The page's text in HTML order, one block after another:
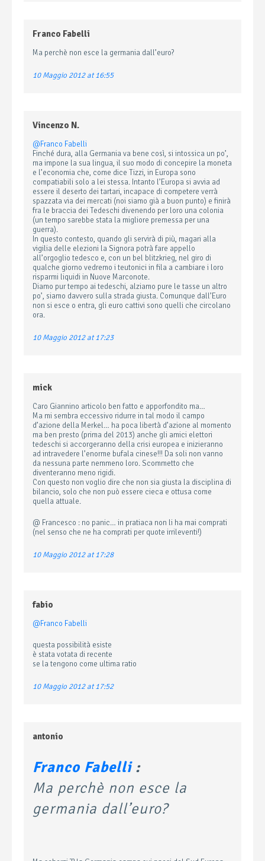
Franco Fabelli
Ma perchè non esce la germania dall’euro?
10 Maggio 2012 at 16:55
Vincenzo N.
@Franco Fabelli
Finché dura, alla Germania va bene così, si intossica un po’,
ma impone la sua lingua, il suo modo di concepire la moneta
e l’economia che, come dice Tizzi, in Europa sono
compatiabili solo a lei stessa. Intanto l’Europa si avvia ad
essere il deserto dei tartari, incapace di competere verrà
spazzata via dei mercati (noi siamo già a buon punto) e finirà
fra le braccia dei Tedeschi divenendo per loro una colonia
(un tempo sarebbe stata la migliore premessa per una
guerra).
In questo contesto, quando gli servirà di più, magari alla
vigilia delle elezioni la Signora potrà fare appello
all’orgoglio tedesco e, con un bel blitzkrieg, nel giro di
qualche giorno vedremo i teutonici in fila a cambiare i loro
risparmi liquidi in Nuove Marconote.
Diamo pur tempo ai tedeschi, alziamo pure le tasse un altro
po’, siamo davvero sulla strada giusta. Comunque dall’Euro
non si esce o entra, gli euro cattivi sono quelli che circolano
ora.
10 Maggio 2012 at 17:23
mick
Caro Giannino articolo ben fatto e apporfondito ma…
Ma mi sembra eccessivo ridurre in tal modo il campo
d’azione della Merkel… ha poca libertà d’azione al momento
ma ben presto (prima del 2013) anche gli amici elettori
tedeschi si accorgeranno della crisi europea e inizieranno
ad intravedere l’enorme bufala cinese!!! Da soli non vanno
da nessuna parte nemmeno loro. Scommetto che
diventeranno meno rigidi.
Con questo non voglio dire che non sia giusta la disciplina di
bilancio, solo che non può essere cieca e ottusa come
quella attuale.
@ Francesco : no panic… in pratiaca non li ha mai comprati
(nel senso che ne ha comprati per quote irrileventi!)
10 Maggio 2012 at 17:28
fabio
@Franco Fabelli
questa possibilità esiste
è stata votata di recente
se la tengono come ultima ratio
10 Maggio 2012 at 17:52
antonio
Franco Fabelli:
Ma perchè non esce la
germania dall’euro?